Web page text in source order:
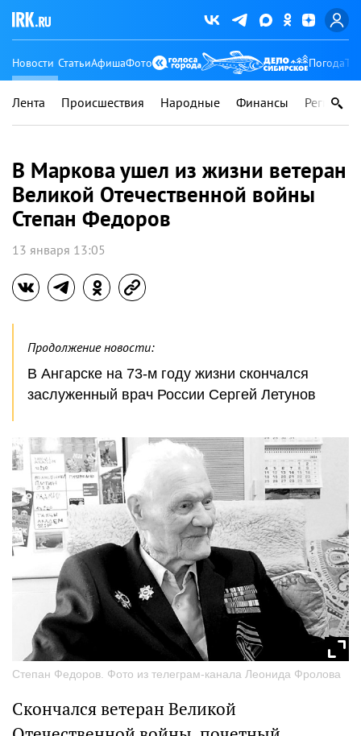
Новости СтатьиАфишаФото Погода
Лента Происшествия Народные Финансы Регионы
В Маркова ушел из жизни ветеран
Великой Отечественной войны
Степан Федоров
13 января 13:05
Продолжение новости:
В Ангарске на 73-м году жизни скончался
заслуженный врач России Сергей Летунов
Степан Федоров. Фото из телеграм-канала Леонида Фролова
Скончался ветеран Великой